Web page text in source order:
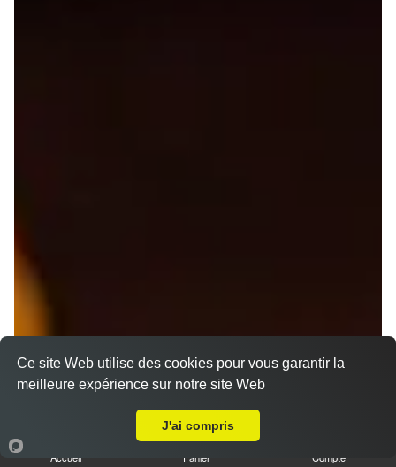
Accueil Panier Compte
Ce site Web utilise des cookies pour vous garantir la
meilleure expérience sur notre site Web
J'ai compris